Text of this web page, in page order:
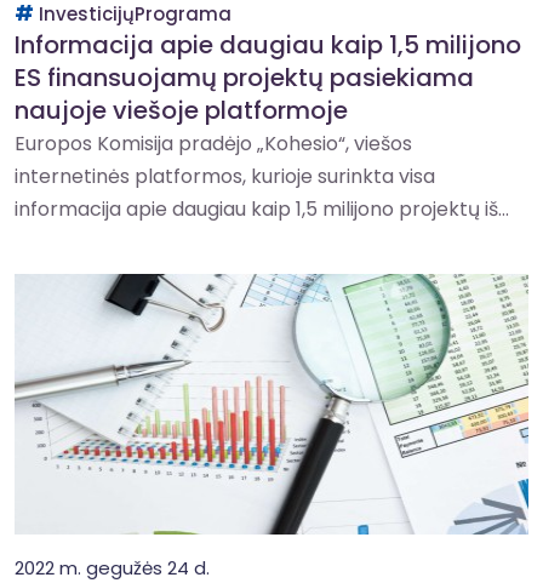
InvesticijųPrograma
Informacija apie daugiau kaip 1,5 milijono
ES finansuojamų projektų pasiekiama
naujoje viešoje platformoje
Europos Komisija pradėjo „Kohesio“, viešos
internetinės platformos, kurioje surinkta visa
informacija apie daugiau kaip 1,5 milijono projektų iš...
2022 m. gegužės 24 d.